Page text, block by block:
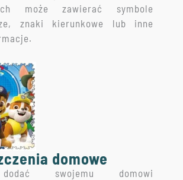
może zawierać symbole
znaki kierunkowe lub inne
domowe
swojemu domowi